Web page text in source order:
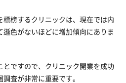
榜するクリニックは、現在では内
色がないほどに増加傾向にありま
ですので、クリニック開業を成功
査が非常に重要です。